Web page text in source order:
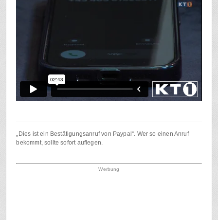
„Dies ist ein Bestätigungsanruf von Paypal“. Wer so einen Anruf
bekommt, sollte sofort auflegen.
Werbung